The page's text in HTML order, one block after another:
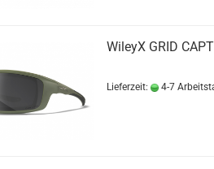
WileyX GRID
Lieferzeit: 4-7